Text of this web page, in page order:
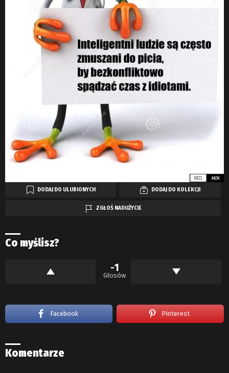
DODAJ DO ULUBIONYCH DODAJ DO KOLEKCJI
ZGŁOŚ NADUŻYCIE
Co myślisz?
-1
Głosów
Facebook Pinterest
Komentarze